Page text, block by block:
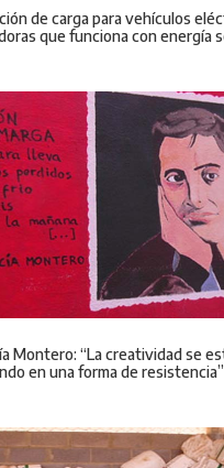
de carga para vehículos
que funciona con energía
Montero: “La creatividad se
en una forma de resistencia”